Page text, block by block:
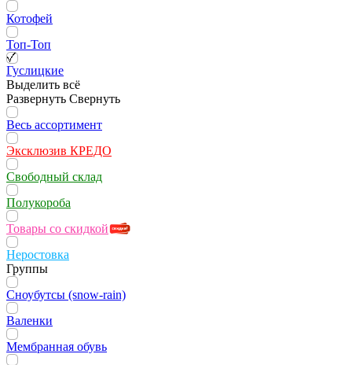
Котофей
Топ-Топ
Гуслицкие
Выделить всё
Развернуть Свернуть
Весь ассортимент
Эксклюзив КРЕДО
Свободный склад
Полукороба
Товары со скидкой
Неростовка
Группы
Сноубутсы (snow-rain)
Валенки
Мембранная обувь